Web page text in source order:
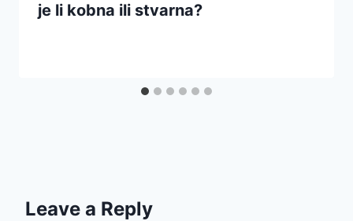
je li kobna ili stvarna?
Leave a Reply